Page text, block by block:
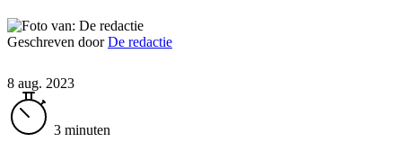
Geschreven doorDe redactie
8 aug. 2023
3 minuten